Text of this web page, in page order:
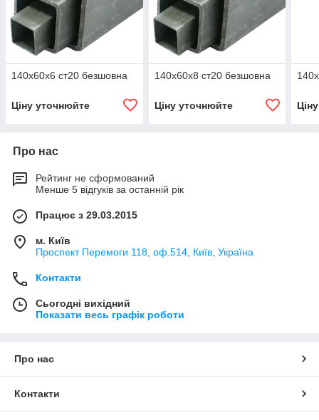
140х60х6 ст20 безшовна
Ціну уточнюйте
140х60х8 ст20 безшовна
Ціну уточнюйте
Про нас
Рейтинг не сформований
Менше 5 відгуків за останній рік
Працює з 29.03.2015
м. Київ
Проспект Перемоги 118, оф.514, Київ, Україна
Контакти
Сьогодні вихідний
Показати весь графік роботи
Про нас
Контакти